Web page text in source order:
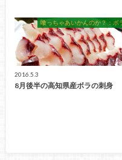
喰っちゃあいかんのか？：ボ
2016.5.3
8月後半の高知県産ボラの刺身